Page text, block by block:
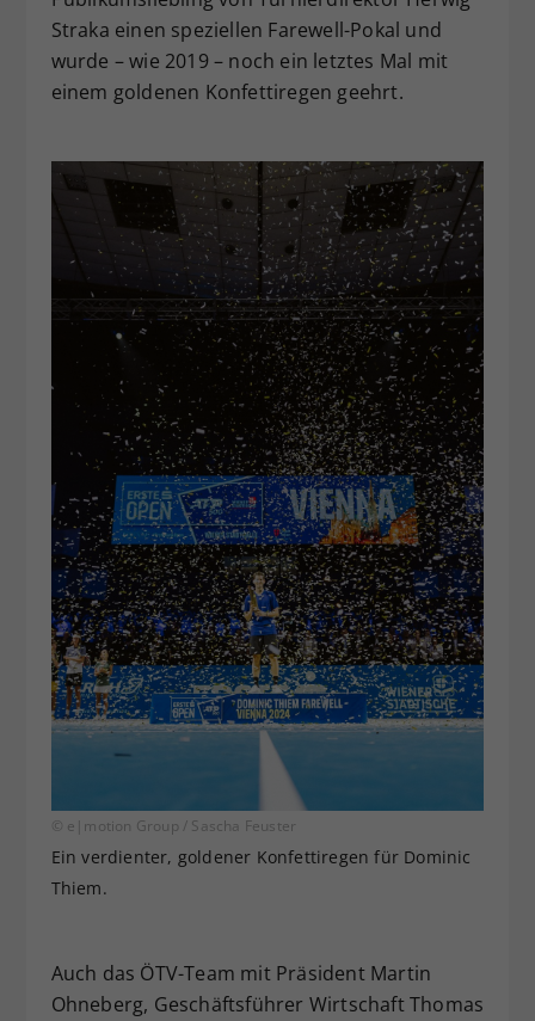
Straka einen speziellen Farewell-Pokal und
wurde – wie 2019 – noch ein letztes Mal mit
einem goldenen Konfettiregen geehrt.
© e|motion Group / Sascha Feuster
Ein verdienter, goldener Konfettiregen für Dominic
Thiem.
Auch das ÖTV-Team mit Präsident Martin
Ohneberg, Geschäftsführer Wirtschaft Thomas